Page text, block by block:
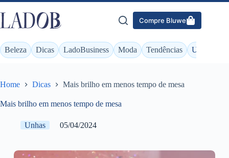
Pular
para
o
conteúdo
Compre Bluwe
Beleza Dicas LadoBusiness Moda Tendências Unhas
Home Dicas Mais brilho em menos tempo de mesa
Mais brilho em menos tempo de mesa
Unhas 05/04/2024